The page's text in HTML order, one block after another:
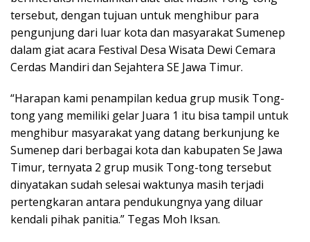
tersebut, dengan tujuan untuk menghibur para
pengunjung dari luar kota dan masyarakat Sumenep
dalam giat acara Festival Desa Wisata Dewi Cemara
Cerdas Mandiri dan Sejahtera SE Jawa Timur.
“Harapan kami penampilan kedua grup musik Tong-
tong yang memiliki gelar Juara 1 itu bisa tampil untuk
menghibur masyarakat yang datang berkunjung ke
Sumenep dari berbagai kota dan kabupaten Se Jawa
Timur, ternyata 2 grup musik Tong-tong tersebut
dinyatakan sudah selesai waktunya masih terjadi
pertengkaran antara pendukungnya yang diluar
kendali pihak panitia.” Tegas Moh Iksan.